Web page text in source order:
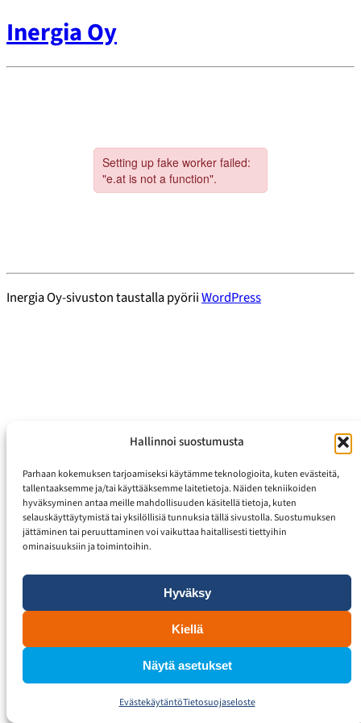
Hallinnoi suostumusta
Parhaan kokemuksen tarjoamiseksi käytämme teknologioita, kuten evästeitä,
tallentaaksemme ja/tai käyttääksemme laitetietoja. Näiden tekniikoiden
hyväksyminen antaa meille mahdollisuuden käsitellä tietoja, kuten
selauskäyttäytymistä tai yksilöllisiä tunnuksia tällä sivustolla. Suostumuksen
jättäminen tai peruuttaminen voi vaikuttaa haitallisesti tiettyihin
ominaisuuksiin ja toimintoihin.
Hyväksy
Kiellä
Näytä asetukset
EvästekäytäntöTietosuojaseloste
Inergia Oy
Inergia Oy-sivuston taustalla pyöriiWordPress